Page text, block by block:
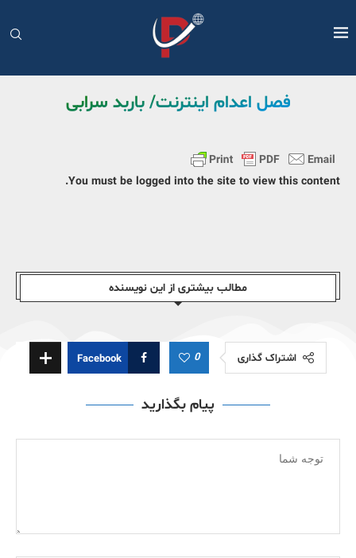
فصل اعدام اینترنت/ باربد سرابی
You must be logged into the site to view this content.
مطالب بیشتری از این نویسندە
اشتراک گذاری 0
Facebook
پیام بگذارید